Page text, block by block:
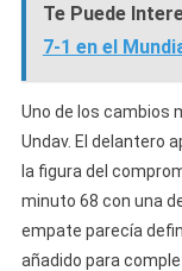
Te Puede
7-1 en el
Uno de los cambios
Undav. El delantero
la figura del
minuto 68 con una
empate parecía
añadido para